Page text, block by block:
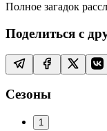
Полное загадок
Поделиться с
Сезоны
1